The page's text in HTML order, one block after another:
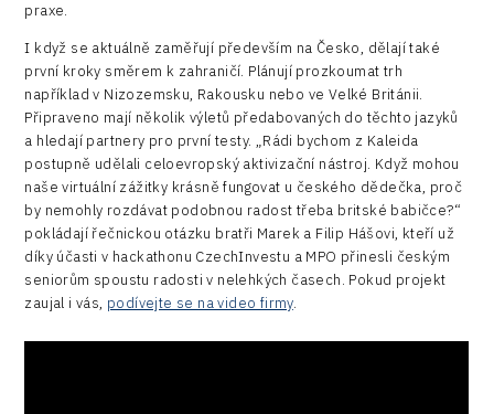
praxe.
I když se aktuálně zaměřují především na Česko, dělají také
první kroky směrem k zahraničí. Plánují prozkoumat trh
například v Nizozemsku, Rakousku nebo ve Velké Británii.
Připraveno mají několik výletů předabovaných do těchto jazyků
a hledají partnery pro první testy. „Rádi bychom z Kaleida
postupně udělali celoevropský aktivizační nástroj. Když mohou
naše virtuální zážitky krásně fungovat u českého dědečka, proč
by nemohly rozdávat podobnou radost třeba britské babičce?“
pokládají řečnickou otázku bratři Marek a Filip Hášovi, kteří už
díky účasti v hackathonu CzechInvestu a MPO přinesli českým
seniorům spoustu radosti v nelehkých časech. Pokud projekt
zaujal i vás, podívejte se na video firmy.